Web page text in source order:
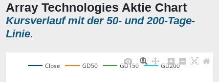
Array Technologies Aktie Chart
Kursverlauf mit der 50- und 200-Tage-
Linie.
Close GD50 GD150 GD200